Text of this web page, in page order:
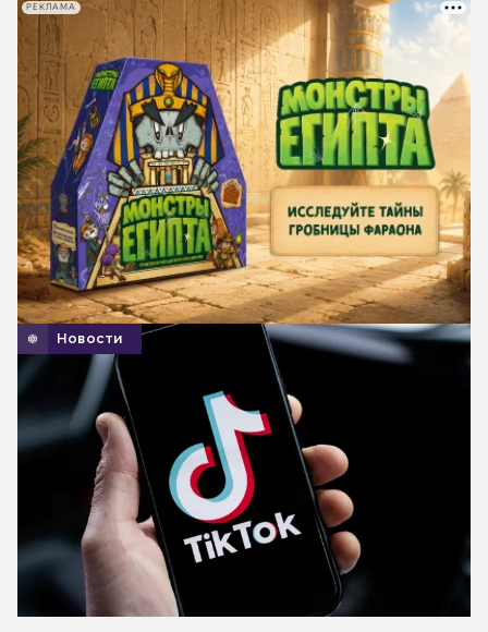
Новости
РЕКЛАМА